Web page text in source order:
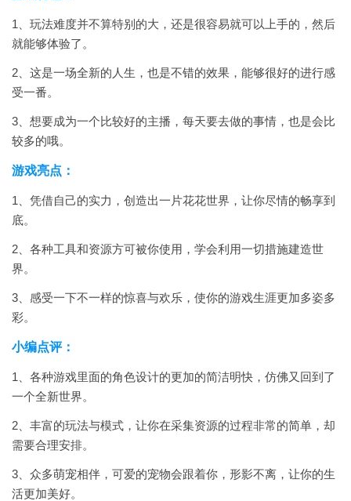
1、玩法难度并不算特别的大，还是很容易就可以上手的，然后
就能够体验了。
2、这是一场全新的人生，也是不错的效果，能够很好的进行感
受一番。
3、想要成为一个比较好的主播，每天要去做的事情，也是会比
较多的哦。
游戏亮点：
1、凭借自己的实力，创造出一片花花世界，让你尽情的畅享到
底。
2、各种工具和资源方可被你使用，学会利用一切措施建造世
界。
3、感受一下不一样的惊喜与欢乐，使你的游戏生涯更加多姿多
彩。
小编点评：
1、各种游戏里面的角色设计的更加的简洁明快，仿佛又回到了
一个全新世界。
2、丰富的玩法与模式，让你在采集资源的过程非常的简单，却
需要合理安排。
3、众多萌宠相伴，可爱的宠物会跟着你，形影不离，让你的生
活更加美好。